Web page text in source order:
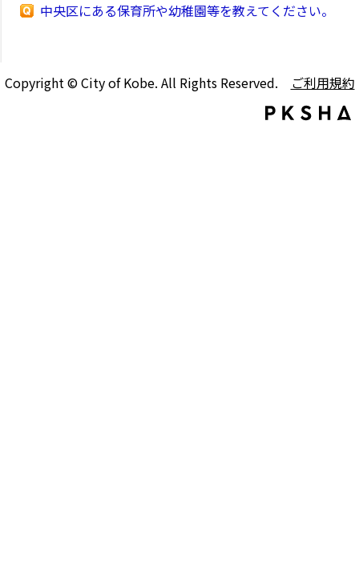
中央区にある保育所や幼稚園等を教えてください。
Copyright © City of Kobe. All Rights Reserved. ご利用規約